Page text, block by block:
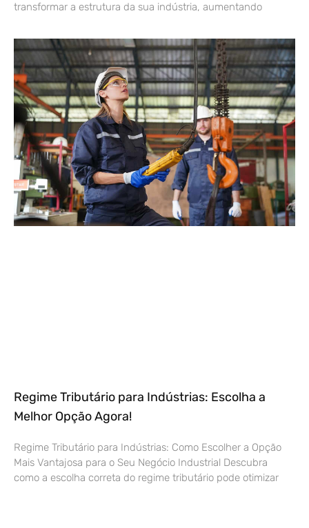
transformar a estrutura da sua indústria, aumentando
Regime Tributário para Indústrias: Escolha a
Melhor Opção Agora!
Regime Tributário para Indústrias: Como Escolher a Opção
Mais Vantajosa para o Seu Negócio Industrial Descubra
como a escolha correta do regime tributário pode otimizar